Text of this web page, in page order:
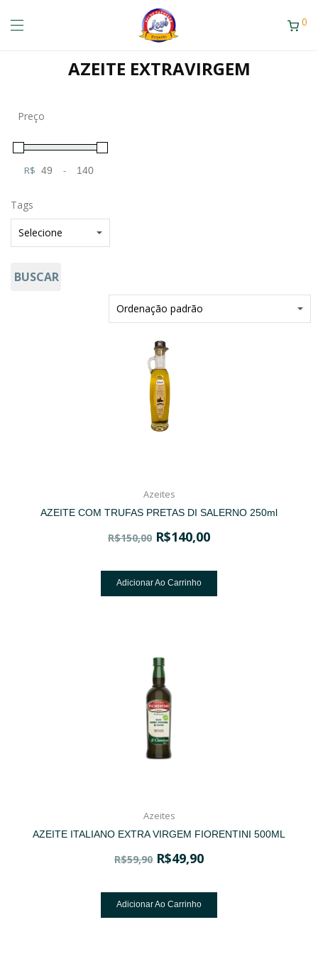
0
AZEITE EXTRAVIRGEM
Preço
R$ -
Tags
BUSCAR
Azeites
AZEITE COM TRUFAS PRETAS DI SALERNO 250ml
R$150,00 R$140,00
Adicionar Ao Carrinho
Azeites
AZEITE ITALIANO EXTRA VIRGEM FIORENTINI 500ML
R$59,90 R$49,90
Adicionar Ao Carrinho